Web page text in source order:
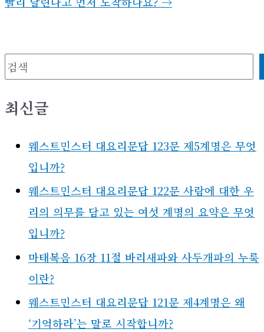
검색
최신글
웨스트민스터 대요리문답 123문 제5계명은 무엇
입니까?
웨스트민스터 대요리문답 122문 사람에 대한 우
리의 의무를 담고 있는 여섯 계명의 요약은 무엇
입니까?
마태복음 16장 11절 바리새파와 사두개파의 누룩
이란?
웨스트민스터 대요리문답 121문 제4계명은 왜
‘기억하라’는 말로 시작합니까?